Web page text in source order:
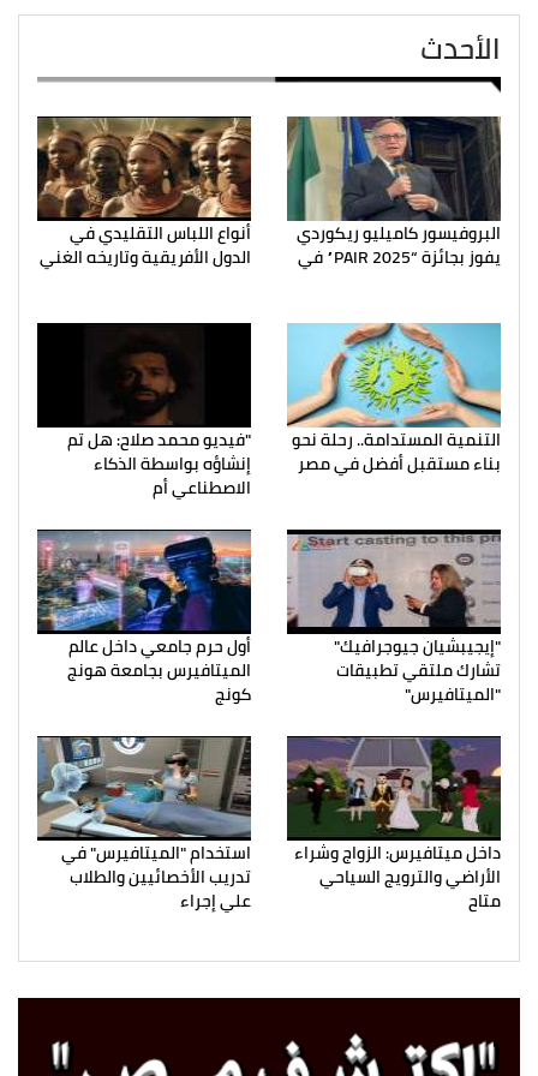
الأحدث
البروفيسور كاميليو ريكوردي
يفوز بجائزة “PAIR 2025” في
أنواع اللباس التقليدي في
الدول الأفريقية وتاريخه الغني
التنمية المستدامة.. رحلة نحو
بناء مستقبل أفضل في مصر
"فيديو محمد صلاح: هل تم
إنشاؤه بواسطة الذكاء
الاصطناعي أم
"إيجيبشيان جيوجرافيك"
تشارك ملتقي تطبيقات
"الميتافيرس"
أول حرم جامعي داخل عالم
الميتافيرس بجامعة هونج
كونج
داخل ميتافيرس: الزواج وشراء
الأراضي والترويج السياحي
متاح
استخدام "الميتافيرس" في
تدريب الأخصائيين والطلاب
علي إجراء